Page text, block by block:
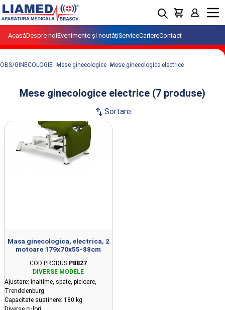
AcasăDespre noiEvenimente și noutățiServiceCariereContact
Menu
OBS/GINECOLOGIE Mese ginecologice Mese ginecologice electrice
Mese ginecologice electrice (7 produse)
swap_vertSortare
Produse din clasa Mese ginecologice
electrice importate si distribuite de
LIAMED.
Masa ginecologica, electrica, 2
motoare 179x70x55-88cm
COD PRODUS:P8827
Ajustare: inaltime, spate, picioare,
Trendelenburg
Capacitate sustinere: 180 kg